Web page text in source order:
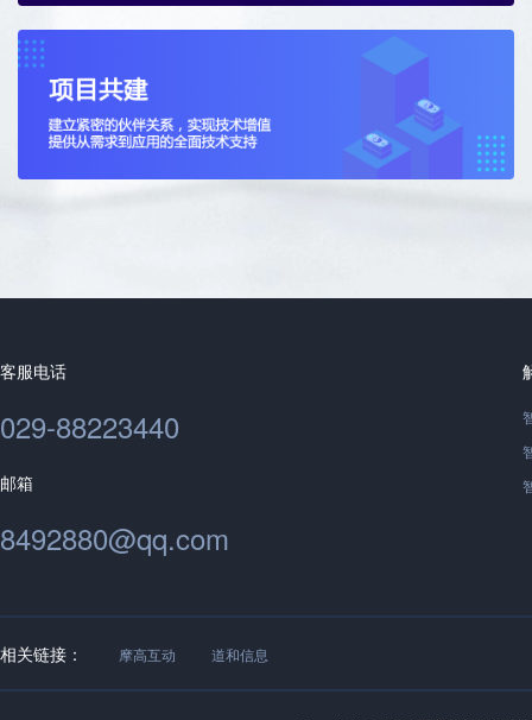
客服电话
029-88223440
邮箱
8492880@qq.com
相关链接： 摩高互动 道和信息